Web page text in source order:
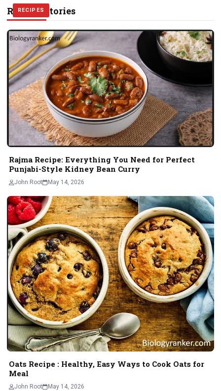
Related Stories
RECIPES
Rajma Recipe: Everything You Need for Perfect
Punjabi-Style Kidney Bean Curry
John Root May 14, 2026
RECIPES
Oats Recipe : Healthy, Easy Ways to Cook Oats for
Meal
John Root May 14, 2026
RECIPES